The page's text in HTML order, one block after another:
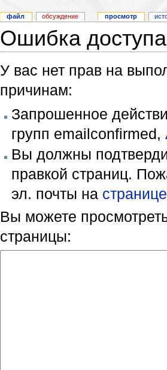
Ошибка доступа
У вас нет прав на
причинам:
Запрошенное
групп emailconfirmed,
Вы должны
правкой страниц.
эл. почты на
Вы можете
страницы:
файл обсуждение просмотр